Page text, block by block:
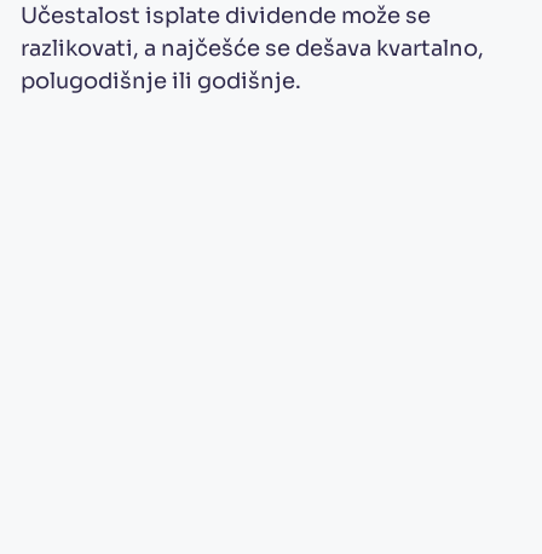
Učestalost isplate dividende može se
razlikovati, a najčešće se dešava kvartalno,
polugodišnje ili godišnje.